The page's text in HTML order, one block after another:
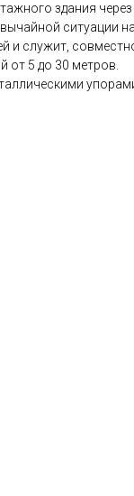
здания
ситуации
и служит,
от 5 до 30 метров.